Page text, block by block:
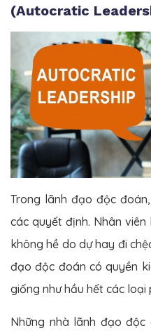
(Autocratic
Trong lãnh đạo độc
các quyết định. Nhân
không hề do dự hay đi
đạo độc đoán có quyền
giống như hầu hết các
Những nhà lãnh đạo độc